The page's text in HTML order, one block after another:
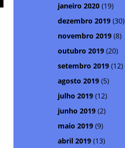
janeiro 2020 (19)
dezembro 2019 (30)
novembro 2019 (8)
outubro 2019 (20)
setembro 2019 (12)
agosto 2019 (5)
julho 2019 (12)
junho 2019 (2)
maio 2019 (9)
abril 2019 (13)